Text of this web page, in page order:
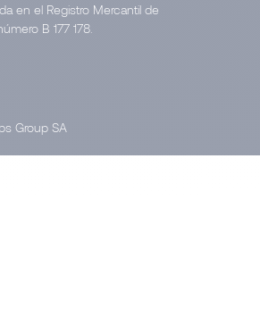
en el Registro Mercantil de
B 177 178.
Group SA